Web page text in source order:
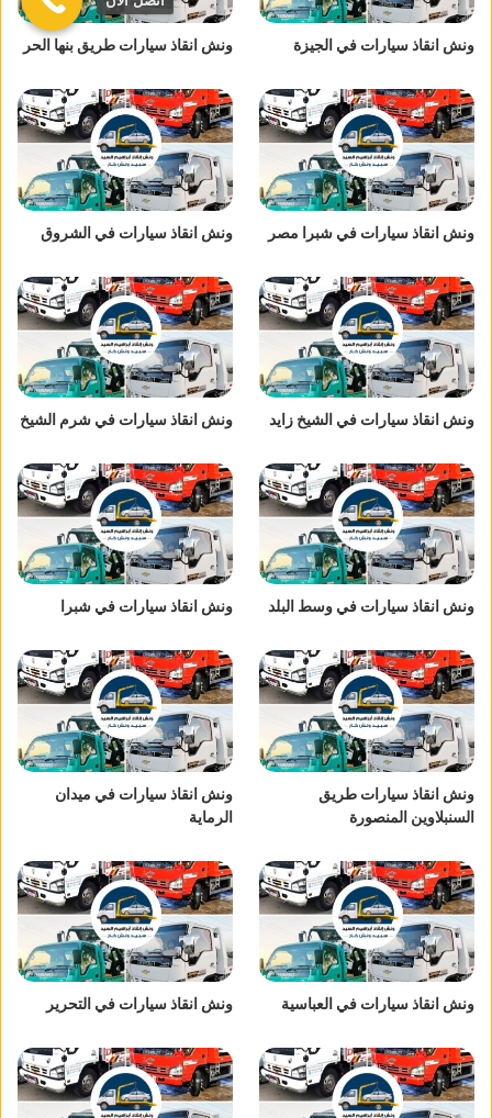
ونش انقاذ سيارات في الجيزة ونش انقاذ سيارات طريق بنها الحر
ونش انقاذ سيارات في شبرا مصر ونش انقاذ سيارات في الشروق
ونش انقاذ سيارات في الشيخ زايد ونش انقاذ سيارات في شرم الشيخ
ونش انقاذ سيارات في وسط البلد ونش انقاذ سيارات في شبرا
ونش انقاذ سيارات طريق
السنبلاوين المنصورة
ونش انقاذ سيارات في ميدان
الرماية
ونش انقاذ سيارات في العباسية ونش انقاذ سيارات في التحرير